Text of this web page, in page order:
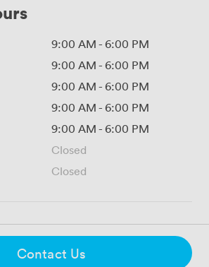
9:00 AM - 6:00 PM
9:00 AM - 6:00 PM
9:00 AM - 6:00 PM
9:00 AM - 6:00 PM
9:00 AM - 6:00 PM
Closed
Closed
Contact Us